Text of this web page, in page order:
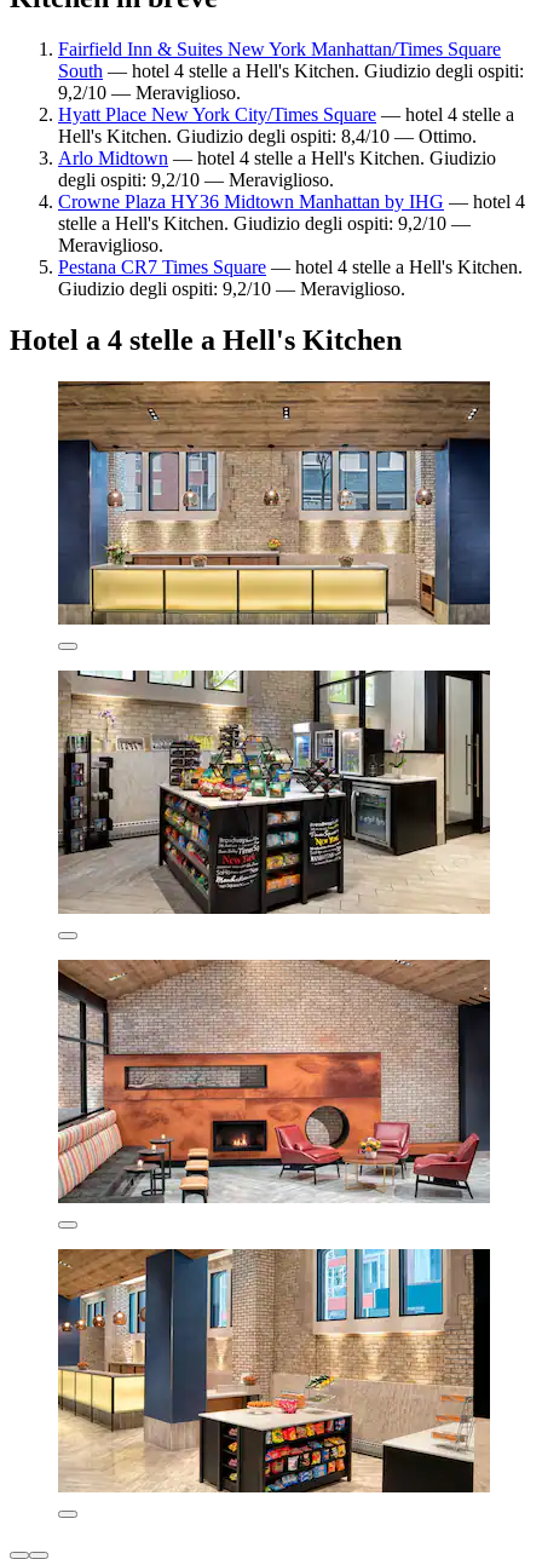
Fairfield Inn & Suites New York Manhattan/Times Square
South — hotel 4 stelle a Hell's Kitchen. Giudizio degli ospiti:
9,2/10 — Meraviglioso.
Hyatt Place New York City/Times Square — hotel 4 stelle a
Hell's Kitchen. Giudizio degli ospiti: 8,4/10 — Ottimo.
Arlo Midtown — hotel 4 stelle a Hell's Kitchen. Giudizio
degli ospiti: 9,2/10 — Meraviglioso.
Crowne Plaza HY36 Midtown Manhattan by IHG — hotel 4
stelle a Hell's Kitchen. Giudizio degli ospiti: 9,2/10 —
Meraviglioso.
Pestana CR7 Times Square — hotel 4 stelle a Hell's Kitchen.
Giudizio degli ospiti: 9,2/10 — Meraviglioso.
Hotel a 4 stelle a Hell's Kitchen